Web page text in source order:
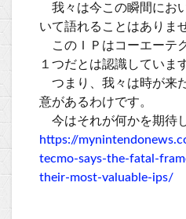
我々は今この瞬間にお
いて語れることはありま
このＩＰはコーエーテ
１つだとは認識していま
つまり、我々は時が来
意があるわけです。
今はそれが何かを期待
https://
tecmo-says-the-fatal-
their-most-valuable-ips/